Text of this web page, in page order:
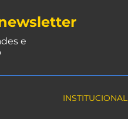
e
INSTITUCIONAL